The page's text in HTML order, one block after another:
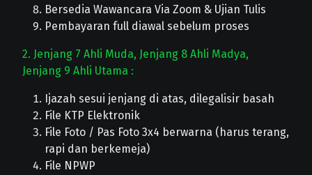
Bersedia Wawancara Via Zoom & Ujian Tulis
Pembayaran full diawal sebelum proses
2. Jenjang 7 Ahli Muda, Jenjang 8 Ahli Madya,
Jenjang 9 Ahli Utama :
Ijazah sesui jenjang di atas, dilegalisir basah
File KTP Elektronik
File Foto / Pas Foto 3x4 berwarna (harus terang,
rapi dan berkemeja)
File NPWP